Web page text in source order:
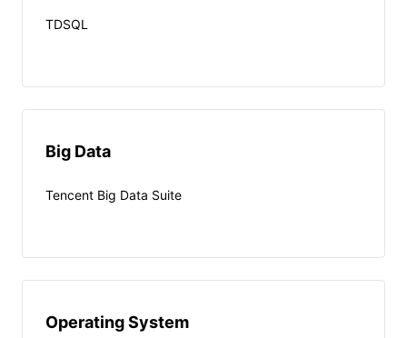
TDSQL
Big Data
Tencent Big Data Suite
Operating System